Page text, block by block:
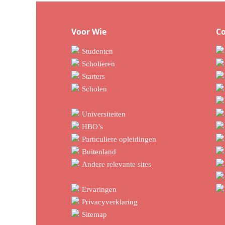
Voor Wie
Studenten
Scholieren
Starters
Scholen
Universiteiten
HBO’s
Particuliere opleidingen
Buitenland
Andere relevante sites
Ervaringen
Privacyverklaring
Sitemap